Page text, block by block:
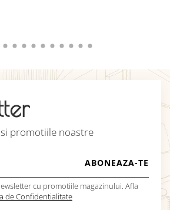
promotiile noastre
cu promotiile magazinului. Afla
de Confidentialitate